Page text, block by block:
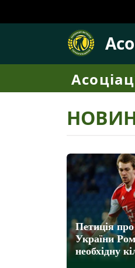
Петиція
України
необхідну